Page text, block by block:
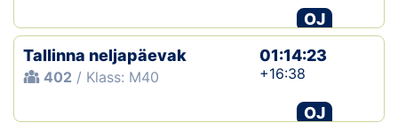
OJ
Tallinna neljapäevak
402 / Klass: M40
01:14:23
+16:38
OJ